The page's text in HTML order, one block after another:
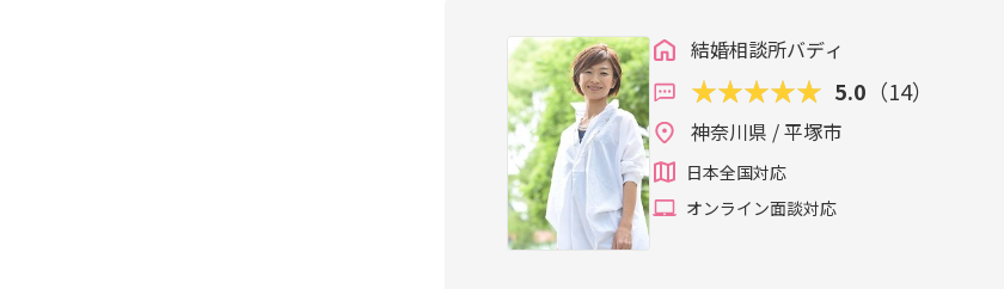
結婚相談所バディ
5.0 （14）
神奈川県 / 平塚市
日本全国対応
オンライン面談対応